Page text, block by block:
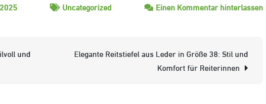
Uncategorized Einen Kommentar hinterlassenzu
und
Elegante Reitstiefel aus Leder in Größe 38: Stil und
Komfort für Reiterinnen